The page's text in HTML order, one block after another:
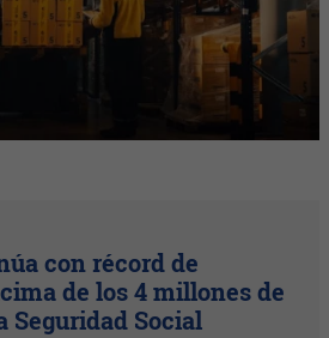
con récord de
de los 4 millones de
Seguridad Social